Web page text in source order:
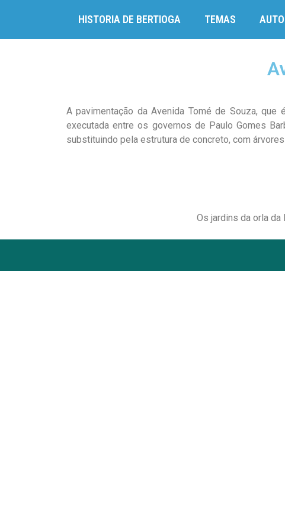
HISTORIA DE BERTIOGA TEMAS
A pavimentação da Avenida Tomé de Souza,
executada entre os governos de Paulo Gomes
substituindo pela estrutura de concreto, com
Os jardins da orla da